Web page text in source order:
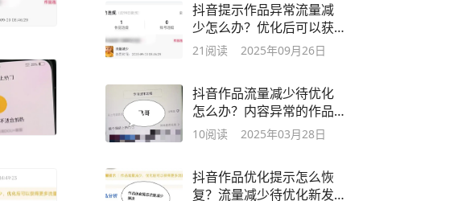
抖音提示作品异常流量减
少怎么办？优化后可以获
得更多流量的原因
21 阅读 2025年09月26日
抖音作品流量减少待优化
怎么办？内容异常的作品
不要删除及时恢复
10阅读 2025年03月28日
抖音作品优化提示怎么恢
复？流量减少待优化新发